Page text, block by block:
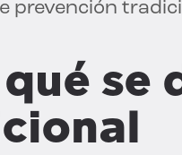
prevención
se